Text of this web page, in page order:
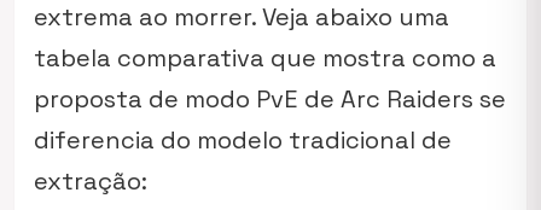
extrema ao morrer. Veja abaixo uma
tabela comparativa que mostra como a
proposta de modo PvE de Arc Raiders se
diferencia do modelo tradicional de
extração: